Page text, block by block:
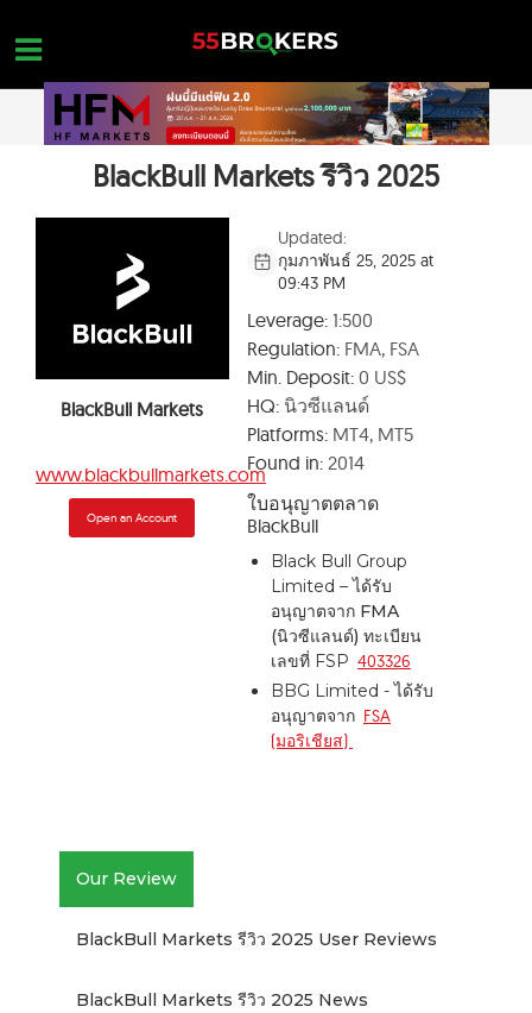
content
รีวิว โบรกเกอร์ FOREX
โบรกเกอร์ที่อยู่ในบัญชีดำ
การศึกษา FOREX
ติดต่อสอบถาม
เปิดบัญชีโดยไม่มีค่าใช้จ่าย
BlackBull Markets รีวิว 2025
BlackBull Markets
www.blackbullmarkets.com
Open an Account
Updated:
กุมภาพันธ์ 25, 2025 at
09:43 PM
Leverage:1:500
Regulation:FMA, FSA
Min. Deposit:0 US$
HQ:นิวซีแลนด์
Platforms:MT4, MT5
Found in:2014
ใบอนุญาตตลาด
BlackBull
Black Bull Group
Limited – ได้รับ
อนุญาตจาก FMA
(นิวซีแลนด์) ทะเบียน
เลขที่ FSP 403326
BBG Limited - ได้รับ
อนุญาตจาก FSA
(มอริเชียส)
Our Review
BlackBull Markets รีวิว 2025 User Reviews
BlackBull Markets รีวิว 2025 News